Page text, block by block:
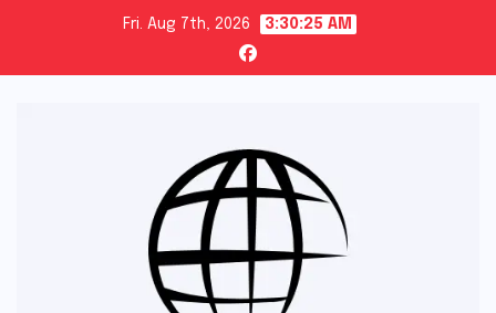
content
Fri. Aug 7th, 2026 3:30:26 AM